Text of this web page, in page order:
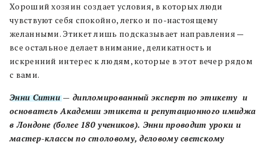
Хороший хозяин создает условия, в которых люди
чувствуют себя спокойно, легко и по-настоящему
желанными. Этикет лишь подсказывает направления —
все остальное делает внимание, деликатность и
искренний интерес к людям, которые в этот вечер рядом
с вами.
Энни Ситни— дипломированный эксперт по этикету и
основатель Академии этикета и репутационного имиджа
в Лондоне (более 180 учеников). Энни проводит уроки и
мастер-классы по столовому, деловому светскому